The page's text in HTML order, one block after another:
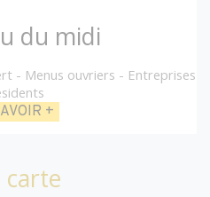
du midi
- Menus ouvriers - Entreprises
+
carte